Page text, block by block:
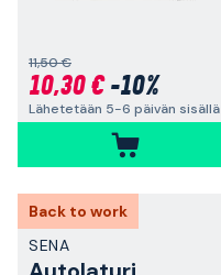
11,50 €
10,30 €-10%
Lähetetään 5-6 päivän sisällä
Back to work
SENA